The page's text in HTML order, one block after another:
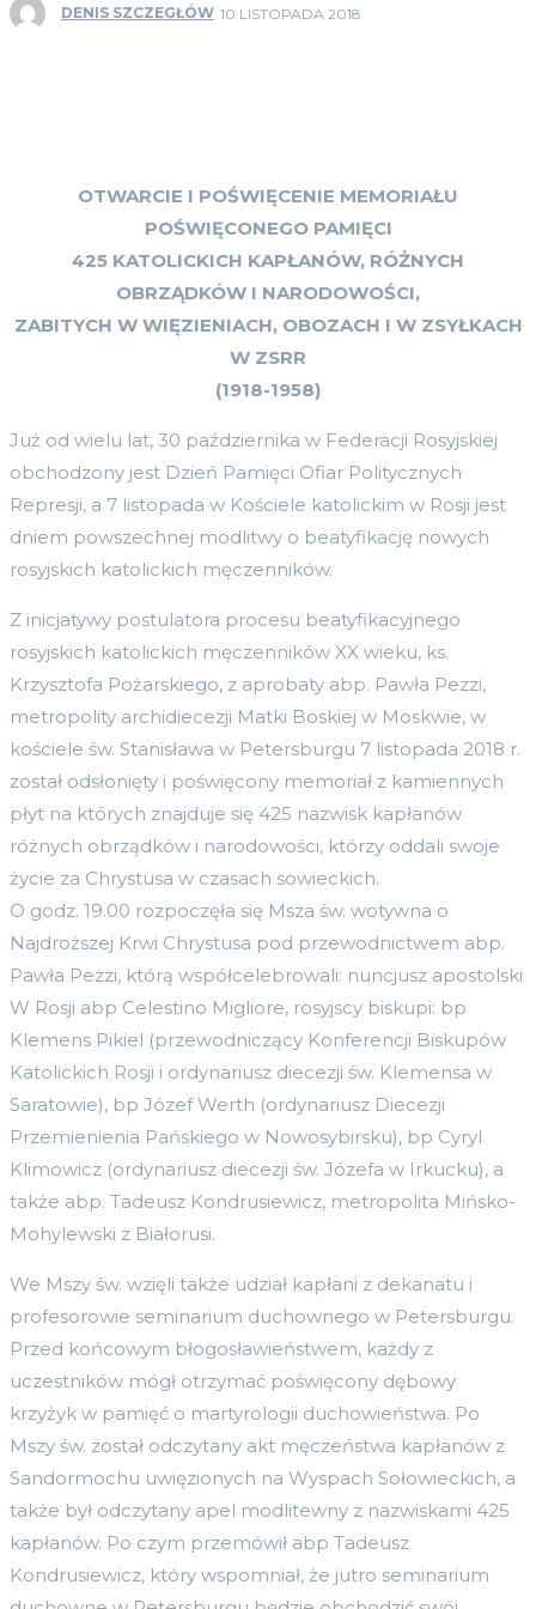
DENIS SZCZEGŁÓW 10 LISTOPADA 2018
OTWARCIE I POŚWIĘCENIE MEMORIAŁU
POŚWIĘCONEGO PAMIĘCI
425 KATOLICKICH KAPŁANÓW, RÓŻNYCH
OBRZĄDKÓW I NARODOWOŚCI,
ZABITYCH W WIĘZIENIACH, OBOZACH I W ZSYŁKACH
W ZSRR
(1918-1958)
Już od wielu lat, 30 października w Federacji Rosyjskiej
obchodzony jest Dzień Pamięci Ofiar Politycznych
Represji, a 7 listopada w Kościele katolickim w Rosji jest
dniem powszechnej modlitwy o beatyfikację nowych
rosyjskich katolickich męczenników.
Z inicjatywy postulatora procesu beatyfikacyjnego
rosyjskich katolickich męczenników XX wieku, ks.
Krzysztofa Pożarskiego, z aprobaty abp. Pawła Pezzi,
metropolity archidiecezji Matki Boskiej w Moskwie, w
kościele św. Stanisława w Petersburgu 7 listopada 2018 r.
został odsłonięty i poświęcony memoriał z kamiennych
płyt na których znajduje się 425 nazwisk kapłanów
różnych obrządków i narodowości, którzy oddali swoje
życie za Chrystusa w czasach sowieckich.
O godz. 19.00 rozpoczęła się Msza św. wotywna o
Najdroższej Krwi Chrystusa pod przewodnictwem abp.
Pawła Pezzi, którą współcelebrowali: nuncjusz apostolski
W Rosji abp Celestino Migliore, rosyjscy biskupi: bp
Klemens Pikiel (przewodniczący Konferencji Biskupów
Katolickich Rosji i ordynariusz diecezji św. Klemensa w
Saratowie), bp Józef Werth (ordynariusz Diecezji
Przemienienia Pańskiego w Nowosybirsku), bp Cyryl
Klimowicz (ordynariusz diecezji św. Józefa w Irkucku), a
także abp. Tadeusz Kondrusiewicz, metropolita Mińsko-
Mohylewski z Białorusi.
We Mszy św. wzięli także udział kapłani z dekanatu i
profesorowie seminarium duchownego w Petersburgu.
Przed końcowym błogosławieństwem, każdy z
uczestników mógł otrzymać poświęcony dębowy
krzyżyk w pamięć o martyrologii duchowieństwa. Po
Mszy św. został odczytany akt męczeństwa kapłanów z
Sandormochu uwięzionych na Wyspach Sołowieckich, a
także był odczytany apel modlitewny z nazwiskami 425
kapłanów. Po czym przemówił abp Tadeusz
Kondrusiewicz, który wspomniał, że jutro seminarium